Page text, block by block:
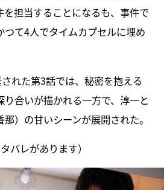
を担当することになるも、事件で
て4人でタイムカプセルに埋め
れた第3話では、秘密を抱える
り合いが描かれる一方で、淳一と
）の甘いシーンが展開された。
バレがあります）